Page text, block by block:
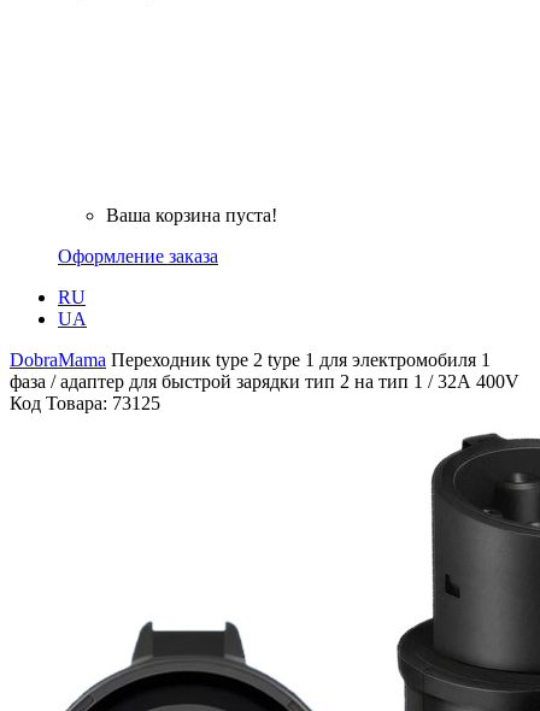
Ваша корзина пуста!
Оформление заказа
RU
UA
DobraMama Переходник type 2 type 1 для электромобиля 1
фаза / адаптер для быстрой зарядки тип 2 на тип 1 / 32А 400V
Код Товара: 73125